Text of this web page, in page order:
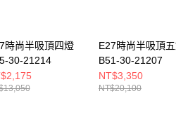
將依據個別帳號之用戶狀況，依本公司即
額度不足之情形，本公司將視審查結果
時尚半吸頂四燈
30-21214
E27時尚半吸頂
B51-30-21207
NT$3,350
NT$20,100